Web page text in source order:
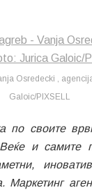
Osredecki ,
Galoic/PIXSELL
по своите
и самите
Маркетинг